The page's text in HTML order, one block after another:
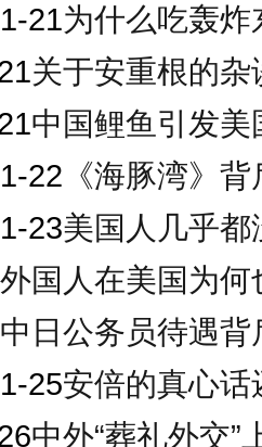
21为什么吃轰
关于安重根的杂
中国鲤鱼引发美
22 《海豚湾》
23美国人几乎
外国人在美国为何
中日公务员待遇
25安倍的真心话
中外“葬礼外交”